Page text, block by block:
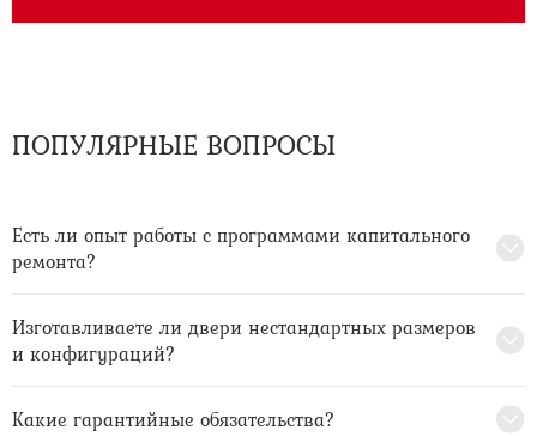
ПОПУЛЯРНЫЕ ВОПРОСЫ
Есть ли опыт работы с программами капитального
ремонта?
Изготавливаете ли двери нестандартных размеров
и конфигураций?
Какие гарантийные обязательства?